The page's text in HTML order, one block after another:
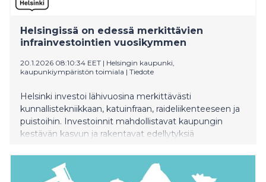
Helsingissä on edessä merkittävien
infrainvestointien vuosikymmen
20.1.2026 08:10:34 EET | Helsingin kaupunki,
kaupunkiympäristön toimiala | Tiedote
Helsinki investoi lähivuosina merkittävästi
kunnallistekniikkaan, katuinfraan, raideliikenteeseen ja
puistoihin. Investoinnit mahdollistavat kaupungin
kestävän kasvun ja rakentavat edellytyksiä
arjelle. Samalla kaupunki pyrkii varmistamaan
kaupungin toimivuuden myös työmaiden aikana.